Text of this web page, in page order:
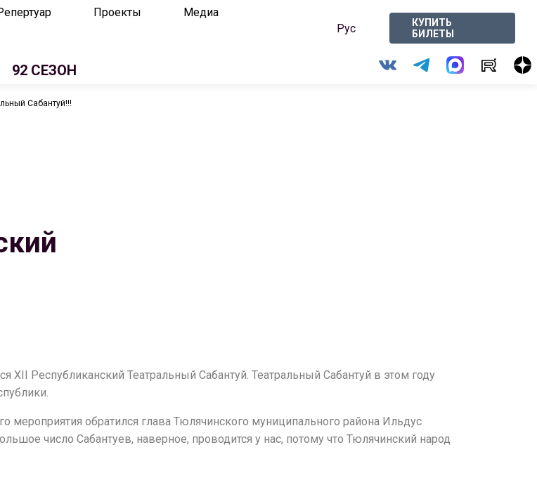
Проекты Медиа
Рус
КУПИТЬ
БИЛЕТЫ
92 СЕЗОН
Сабантуй!!!
XII Республиканский Театральный Сабантуй. Театральный Сабантуй в этом году
мероприятия обратился глава Тюлячинского муниципального района Ильдус
число Сабантуев, наверное, проводится у нас, потому что Тюлячинский народ